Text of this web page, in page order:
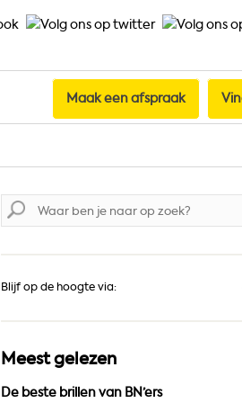
Maak een afspraak
Zoek
naar:
Blijf op de hoogte via:
Meest gelezen
De beste brillen van BN’ers